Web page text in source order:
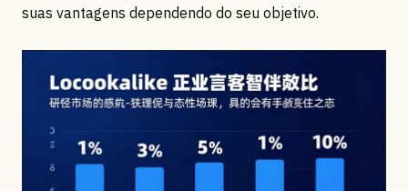
suas vantagens dependendo do seu objetivo.